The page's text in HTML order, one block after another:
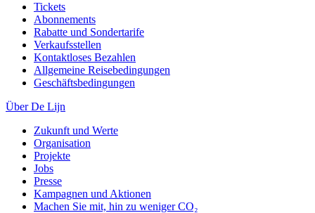
Tickets
Abonnements
Rabatte und Sondertarife
Verkaufsstellen
Kontaktloses Bezahlen
Allgemeine Reisebedingungen
Geschäftsbedingungen
Über De Lijn
Zukunft und Werte
Organisation
Projekte
Jobs
Presse
Kampagnen und Aktionen
Machen Sie mit, hin zu weniger CO₂